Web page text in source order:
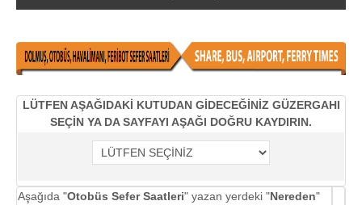
LÜTFEN AŞAĞIDAKİ KUTUDAN GİDECEĞİNİZ GÜZERGAHI
SEÇİN YA DA SAYFAYI AŞAĞI DOĞRU KAYDIRIN.
Aşağıda "Otobüs Sefer Saatleri" yazan yerdeki "Nereden"